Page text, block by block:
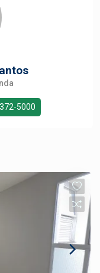
5000